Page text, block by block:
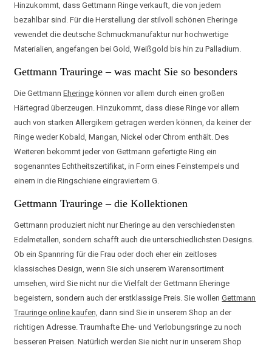
Hinzukommt, dass Gettmann Ringe verkauft, die von jedem
bezahlbar sind. Für die Herstellung der stilvoll schönen Eheringe
vewendet die deutsche Schmuckmanufaktur nur hochwertige
Materialien, angefangen bei Gold, Weißgold bis hin zu Palladium.
Gettmann Trauringe – was macht Sie so besonders
Die GettmannEheringe können vor allem durch einen großen
Härtegrad überzeugen. Hinzukommt, dass diese Ringe vor allem
auch von starken Allergikern getragen werden können, da keiner der
Ringe weder Kobald, Mangan, Nickel oder Chrom enthält. Des
Weiteren bekommt jeder von Gettmann gefertigte Ring ein
sogenanntes Echtheitszertifikat, in Form eines Feinstempels und
einem in die Ringschiene eingraviertem G.
Gettmann Trauringe – die Kollektionen
Gettmann produziert nicht nur Eheringe au den verschiedensten
Edelmetallen, sondern schafft auch die unterschiedlichsten Designs.
Ob ein Spannring für die Frau oder doch eher ein zeitloses
klassisches Design, wenn Sie sich unserem Warensortiment
umsehen, wird Sie nicht nur die Vielfalt der Gettmann Eheringe
begeistern, sondern auch der erstklassige Preis. Sie wollenGettmann
Trauringe online kaufen, dann sind Sie in unserem Shop an der
richtigen Adresse. Traumhafte Ehe- und Verlobungsringe zu noch
besseren Preisen. Natürlich werden Sie nicht nur in unserem Shop